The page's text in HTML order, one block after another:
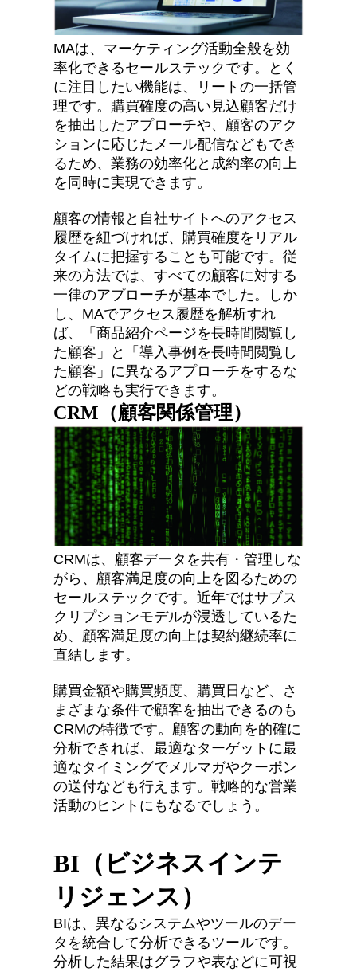
MAは、マーケティング活動全般を効
率化できるセールステックです。とく
に注目したい機能は、リートの一括管
理です。購買確度の高い見込顧客だけ
を抽出したアプローチや、顧客のアク
ションに応じたメール配信などもでき
るため、業務の効率化と成約率の向上
を同時に実現できます。
顧客の情報と自社サイトへのアクセス
履歴を紐づければ、購買確度をリアル
タイムに把握することも可能です。従
来の方法では、すべての顧客に対する
一律のアプローチが基本でした。しか
し、MAでアクセス履歴を解析すれ
ば、「商品紹介ページを長時間閲覧し
た顧客」と「導入事例を長時間閲覧し
た顧客」に異なるアプローチをするな
どの戦略も実行できます。
CRM（顧客関係管理）
CRMは、顧客データを共有・管理しな
がら、顧客満足度の向上を図るための
セールステックです。近年ではサブス
クリプションモデルが浸透しているた
め、顧客満足度の向上は契約継続率に
直結します。
購買金額や購買頻度、購買日など、さ
まざまな条件で顧客を抽出できるのも
CRMの特徴です。顧客の動向を的確に
分析できれば、最適なターゲットに最
適なタイミングでメルマガやクーポン
の送付なども行えます。戦略的な営業
活動のヒントにもなるでしょう。
BI（ビジネスインテ
リジェンス）
BIは、異なるシステムやツールのデー
タを統合して分析できるツールです。
分析した結果はグラフや表などに可視